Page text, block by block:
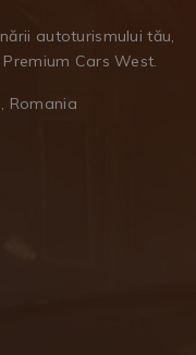
autoturismului tău,
Cars West.
Romania